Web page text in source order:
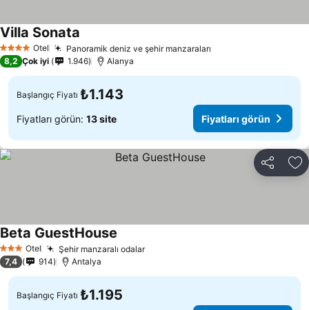
4 Yıldız Otel Panoramik deniz ve şehir manzaraları
Villa Sonata
8,2 Çok iyi 1.946 Alanya
Başlangıç Fiyatı ₺1.143
Fiyatları görün: 13 site Fiyatları görün
Paylaş
3 YıldızOtel Şehir manzaralı odalar
Beta GuestHouse
7,4 914 Antalya
Başlangıç Fiyatı ₺1.195